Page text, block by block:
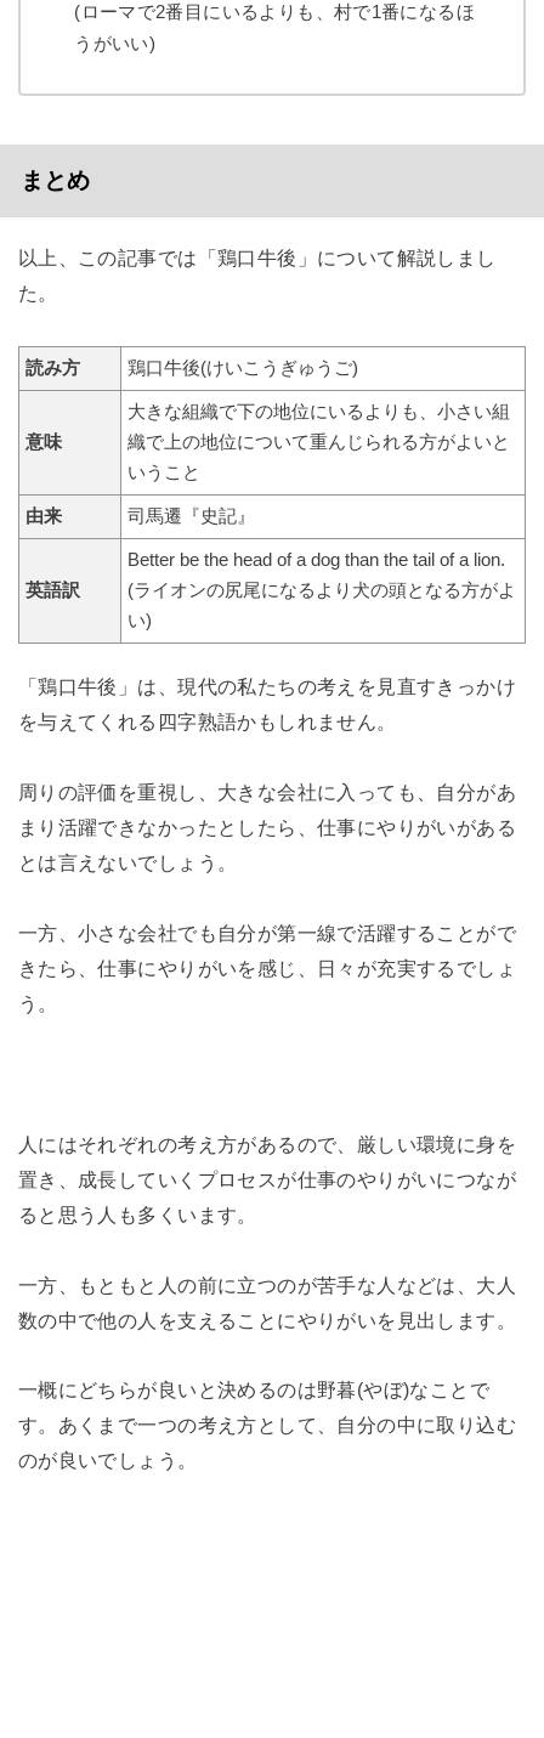
(ローマで2番目にいるよりも、村で1番になるほ
うがいい)
まとめ
以上、この記事では「鶏口牛後」について解説しまし
た。
読み方 鶏口牛後(けいこうぎゅうご)
意味
大きな組織で下の地位にいるよりも、小さい組
織で上の地位について重んじられる方がよいと
いうこと
由来 司馬遷『史記』
英語訳
Better be the head of a dog than the tail of a lion.
(ライオンの尻尾になるより犬の頭となる方がよ
い)
「鶏口牛後」は、現代の私たちの考えを見直すきっかけ
を与えてくれる四字熟語かもしれません。
周りの評価を重視し、大きな会社に入っても、自分があ
まり活躍できなかったとしたら、仕事にやりがいがある
とは言えないでしょう。
一方、小さな会社でも自分が第一線で活躍することがで
きたら、仕事にやりがいを感じ、日々が充実するでしょ
う。
人にはそれぞれの考え方があるので、厳しい環境に身を
置き、成長していくプロセスが仕事のやりがいにつなが
ると思う人も多くいます。
一方、もともと人の前に立つのが苦手な人などは、大人
数の中で他の人を支えることにやりがいを見出します。
一概にどちらが良いと決めるのは野暮(やぼ)なことで
す。あくまで一つの考え方として、自分の中に取り込む
のが良いでしょう。